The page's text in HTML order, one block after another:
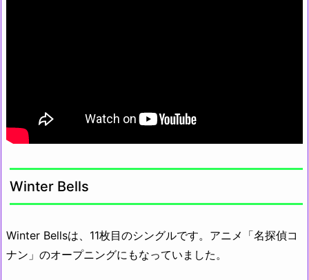
Winter Bells
Winter Bellsは、11枚目のシングルです。アニメ「名探偵コ
ナン」のオープニングにもなっていました。